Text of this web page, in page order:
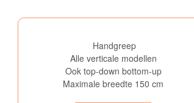
Handgreep
Alle verticale modellen
Ook top-down bottom-up
Maximale breedte 150 cm